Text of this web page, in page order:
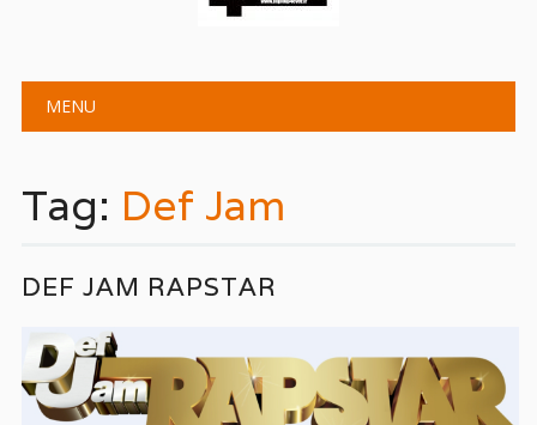
Main menu
MENU
Tag: Def Jam
DEF JAM RAPSTAR